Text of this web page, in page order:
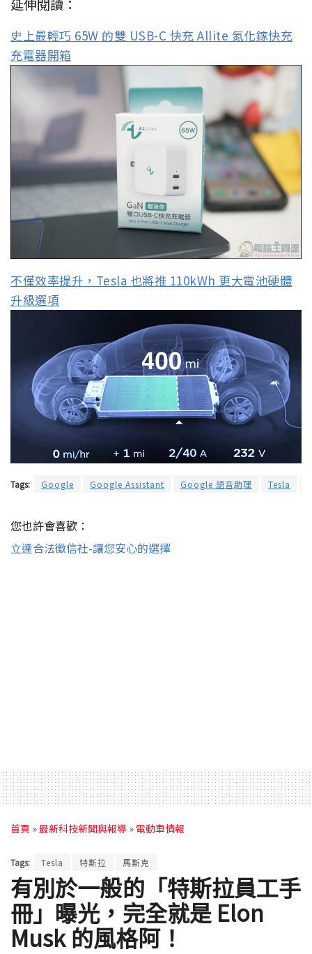
延伸閱讀：
史上最輕巧 65W 的雙 USB-C 快充 Allite 氮化鎵快充
充電器開箱
不僅效率提升，Tesla 也將推 110kWh 更大電池硬體
升級選項
Tags: Google Google Assistant Google 語音助理 Tesla
您也許會喜歡：
立達合法徵信社-讓您安心的選擇
首頁 »最新科技新聞與報導 » 電動車情報
Tags: Tesla 特斯拉 馬斯克
有別於一般的「特斯拉員工手
冊」曝光，完全就是 Elon
Musk 的風格阿！